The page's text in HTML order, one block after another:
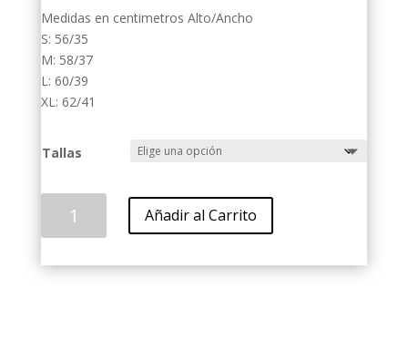
Medidas en centimetros Alto/Ancho
S: 56/35
M: 58/37
L: 60/39
XL: 62/41
Tallas
Dama
cantidad
Añadir al Carrito